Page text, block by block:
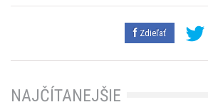
Zdieľať
NAJČÍTANEJŠIE